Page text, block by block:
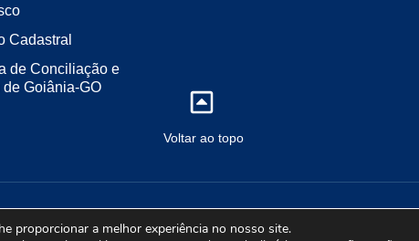
Cadastral
de Conciliação e
Goiânia-GO
Voltar ao topo
proporcionar a melhor experiência no nosso site.